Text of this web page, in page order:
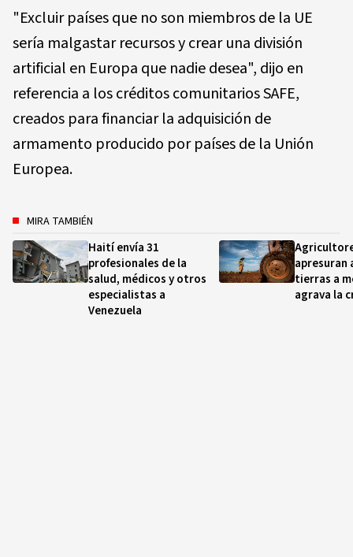
"Excluir países que no son miembros de la UE
sería malgastar recursos y crear una división
artificial en Europa que nadie desea", dijo en
referencia a los créditos comunitarios SAFE,
creados para financiar la adquisición de
armamento producido por países de la Unión
Europea.
MIRA TAMBIÉN
Haití envía 31
profesionales de la
salud, médicos y otros
especialistas a
Venezuela
apresuran
tierras a
agrava la